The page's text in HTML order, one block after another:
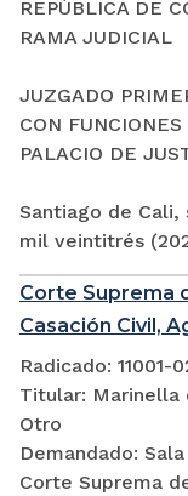
REPÚBLICA DE
RAMA JUDICIAL
JUZGADO
CON
PALACIO DE
Santiago de
mil veintitrés
Corte Suprema
Casación Civil,
Radicado:
Titular: Marinella
Otro
Demandado:
Corte Suprema